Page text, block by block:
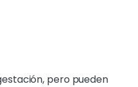
pero pueden